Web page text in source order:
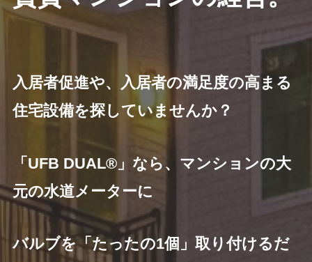
入居者促進や、入居者の満足度の高まる
住宅設備を探していませんか？
「UFB DUAL®」なら、マンションの大
元の水道メーターに
バルブを「たったの1個」取り付けるだ